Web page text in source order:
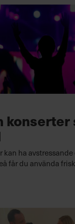
konserter
kan ha
får du använda